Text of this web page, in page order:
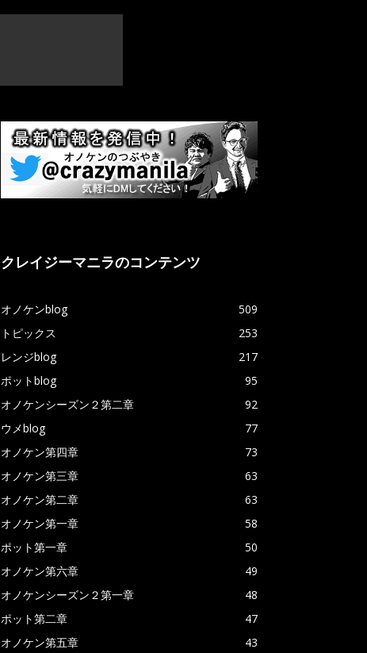
クレイジーマニラのコンテンツ
オノケンblog
509
トピックス
253
レンジblog
217
ポットblog
95
オノケンシーズン２第二章
92
ウメblog
77
オノケン第四章
73
オノケン第三章
63
オノケン第二章
63
オノケン第一章
58
ポット第一章
50
オノケン第六章
49
オノケンシーズン２第一章
48
ポット第二章
47
オノケン第五章
43